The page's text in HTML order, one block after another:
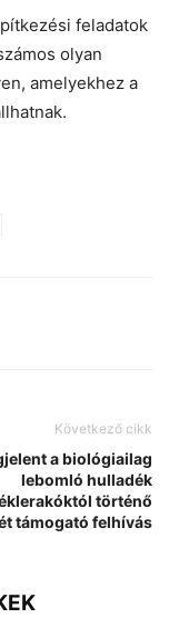
feladatok
olyan
amelyekhez a
Következő cikk
a biológiailag
lebomló hulladék
történő
támogató felhívás